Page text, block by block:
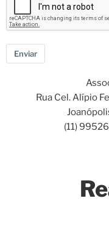
Enviar
Rua Cel. Alípio
(11)